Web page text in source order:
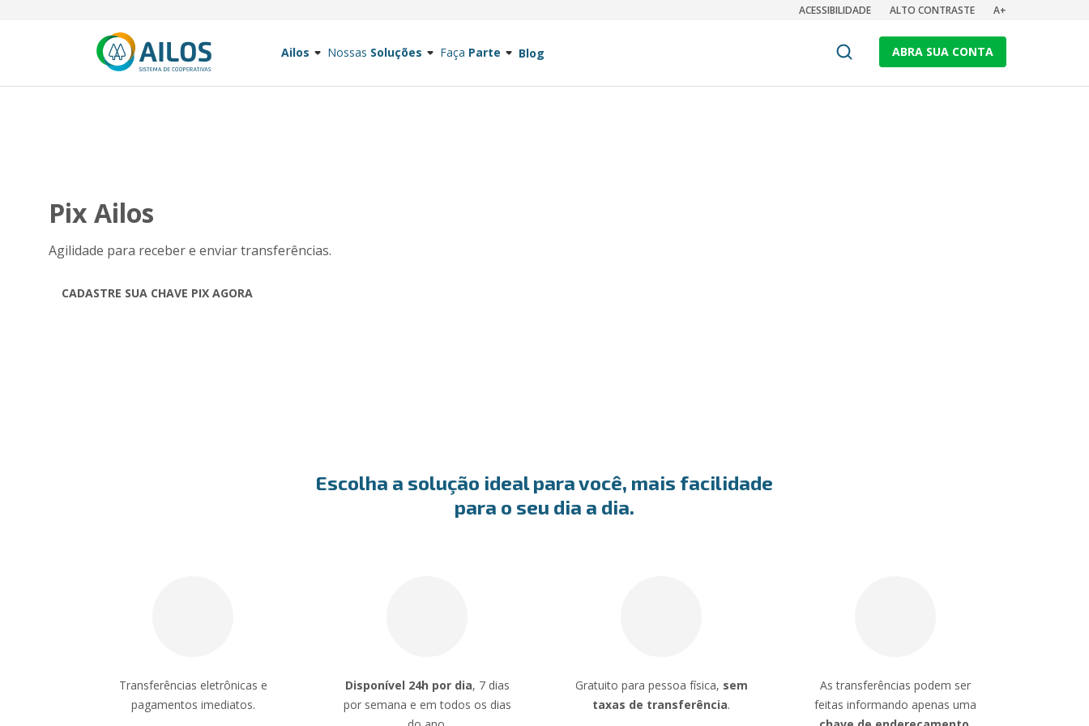
ACESSIBILIDADE ALTO CONTRASTE A+
Ailos Nossas Soluções Faça Parte Blog ABRA SUA CONTA
Pix Ailos
Agilidade para receber e enviar transferências.
CADASTRE SUA CHAVE PIX AGORA
Escolha a solução ideal para você, mais facilidade
para o seu dia a dia.
Transferências eletrônicas e
pagamentos imediatos.
Disponível 24h por dia, 7 dias
por semana e em todos os dias
Gratuito para pessoa física, sem
taxas de transferência.
As transferências podem ser
feitas informando apenas uma